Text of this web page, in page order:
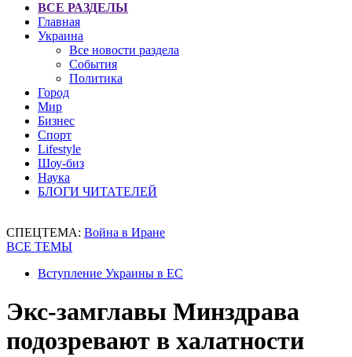
ВСЕ РАЗДЕЛЫ
Главная
Украина
Все новости раздела
События
Политика
Город
Мир
Бизнес
Спорт
Lifestyle
Шоу-биз
Наука
БЛОГИ ЧИТАТЕЛЕЙ
СПЕЦТЕМА: Война в Иране
ВСЕ ТЕМЫ
Вступление Украины в ЕС
Экс-замглавы Минздрава
подозревают в халатности